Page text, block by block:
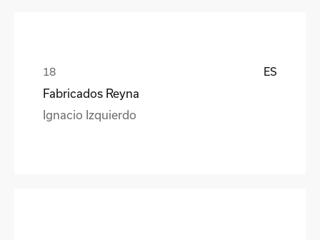
ES
Fabricados Reyna
Ignacio Izquierdo